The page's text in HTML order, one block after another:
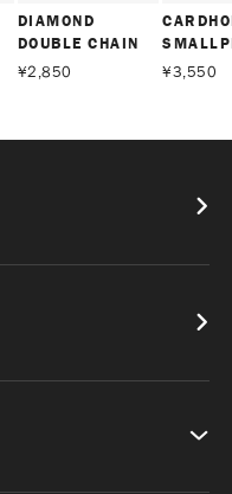
DIAMOND
DOUBLE CHAIN
¥2,850
¥3,550